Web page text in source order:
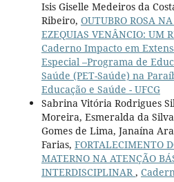
Isis Giselle Medeiros da
Ribeiro, OUTUBRO ROSA
EZEQUIAS VENÂNCIO: UM
Caderno Impacto em
Especial –Programa de
Saúde (PET-Saúde) na
Educação e Saúde - UFCG
Sabrina Vitória Rodrigues
Moreira, Esmeralda da
Gomes de Lima, Janaína
Farias, FORTALECIMENTO
MATERNO NA ATENÇÃO
INTERDISCIPLINAR ,